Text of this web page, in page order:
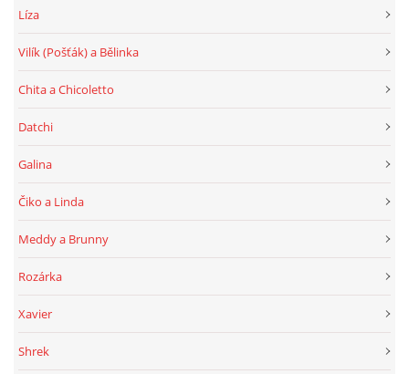
Líza
Vilík (Pošťák) a Bělinka
Chita a Chicoletto
Datchi
Galina
Čiko a Linda
Meddy a Brunny
Rozárka
Xavier
Shrek